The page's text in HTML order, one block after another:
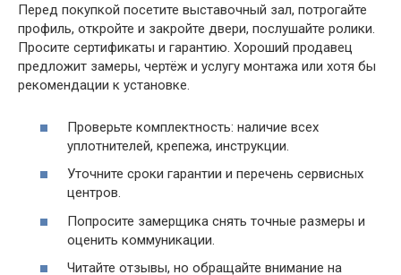
Перед покупкой посетите выставочный зал, потрогайте
профиль, откройте и закройте двери, послушайте ролики.
Просите сертификаты и гарантию. Хороший продавец
предложит замеры, чертёж и услугу монтажа или хотя бы
рекомендации к установке.
Проверьте комплектность: наличие всех
уплотнителей, крепежа, инструкции.
Уточните сроки гарантии и перечень сервисных
центров.
Попросите замерщика снять точные размеры и
оценить коммуникации.
Читайте отзывы, но обращайте внимание на